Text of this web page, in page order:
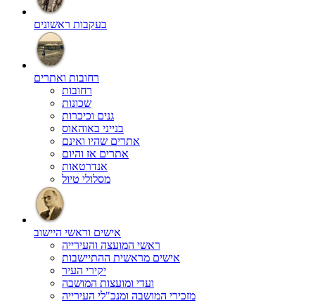
בעקבות ראשונים
רחובות ואתרים
רחובות
שכונות
גנים וכיכרות
בנייני באוהאוס
אתרים שהיו ואינם
אתרים אז והיום
אנדרטאות
מסלולי טיול
אישים וראשי היישוב
ראשי המועצה והעירייה
אישים מראשית ההתיישבות
יקירי העיר
ועדי ומועצות המושבה
מזכירי המושבה ומנכ"לי העירייה